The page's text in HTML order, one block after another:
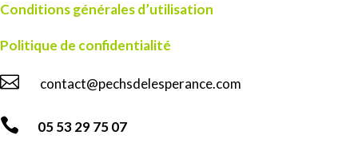
Conditions générales d’utilisation
Politique de confidentialité
 contact@pechsdelesperance.com
 05 53 29 75 07